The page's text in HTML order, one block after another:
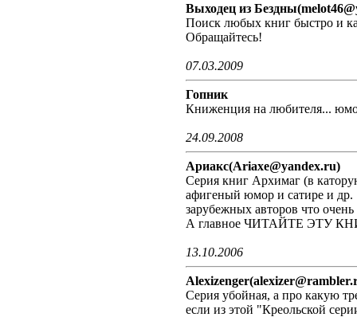
Выходец из
Поиск любых книг быстро и
Обращайтесь!
07.03.2009
Гопник
Книженция на любителя...
24.09.2008
Ариакс(Ariaxe@yandex.ru)
Серия книг Архимаг (в
афигеный юмор и сатире и др.
зарубежных авторов что очень
А главное ЧИТАЙТЕ ЭТУ
13.10.2006
Серия убойная, а про какую
если из этой "Креольской